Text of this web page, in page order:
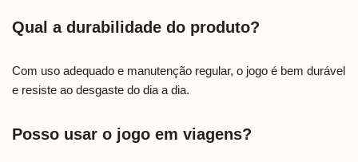
Qual a durabilidade do produto?
Com uso adequado e manutenção regular, o jogo é bem durável
e resiste ao desgaste do dia a dia.
Posso usar o jogo em viagens?